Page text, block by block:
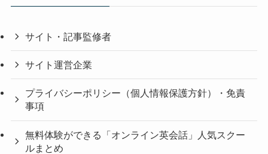
サイト・記事監修者
サイト運営企業
プライバシーポリシー（個人情報保護方針）・免責
事項
無料体験ができる「オンライン英会話」人気スクー
ルまとめ